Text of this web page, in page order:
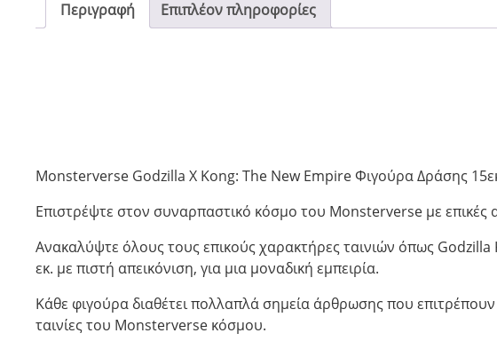
Περιγραφή Επιπλέον πληροφορίες
Monsterverse Godzilla X Kong: The New Empire Φιγούρα Δράσης
Επιστρέψτε στον συναρπαστικό κόσμο του Monsterverse με
Ανακαλύψτε όλους τους επικούς χαρακτήρες ταινιών όπως
εκ. με πιστή απεικόνιση, για μια μοναδική εμπειρία.
Κάθε φιγούρα διαθέτει πολλαπλά σημεία άρθρωσης που
ταινίες του Monsterverse κόσμου.